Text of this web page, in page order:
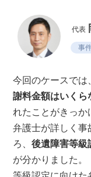
代表
事
今回のケースで
謝料金額はいくら
れたことがきっか
弁護士が詳しく事
ろ、後遺障害等級
が分かりました。